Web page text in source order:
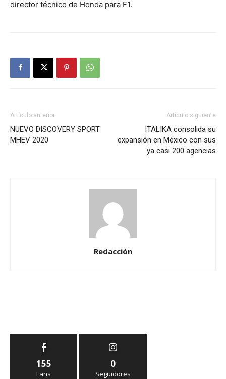
director técnico de Honda para F1.
Artículo anterior
NUEVO DISCOVERY SPORT
MHEV 2020
Artículo siguiente
ITALIKA consolida su
expansión en México con sus
ya casi 200 agencias
Redacción
155
Fans
0
Seguidores